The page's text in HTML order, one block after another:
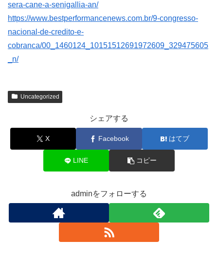
sera-cane-a-senigallia-an/
https://www.bestperformancenews.com.br/9-congresso-
nacional-de-credito-e-
cobranca/00_1460124_10151512691972609_329475605
_n/
Uncategorized
シェアする
X Facebook はてブ
LINE コピー
adminをフォローする